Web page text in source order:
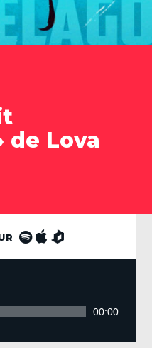
de Lova
00:00